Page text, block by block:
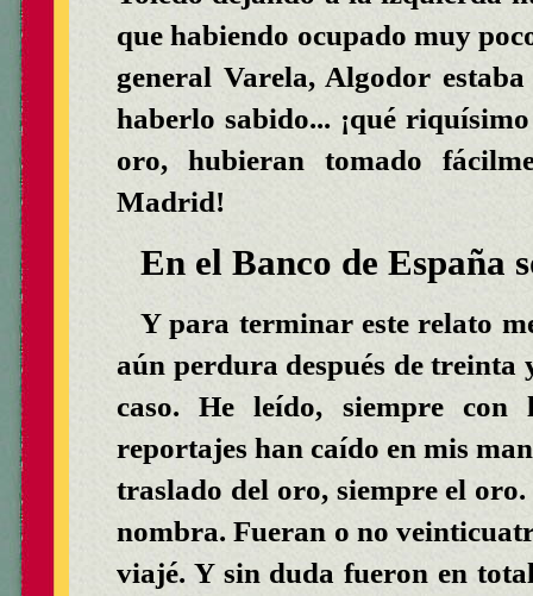
que habiendo ocupado muy
general Varela, Algodor
haberlo sabido... ¡qué
oro, hubieran tomado
Madrid!
En el Banco de España
Y para terminar este relato
aún perdura después de treinta
caso. He leído, siempre con
reportajes han caído en mis
traslado del oro, siempre el
nombra. Fueran o no
viajé. Y sin duda fueron en